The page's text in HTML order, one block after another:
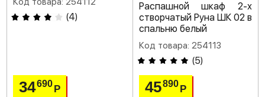
(4)
34690 Р
Распашной шкаф 2-х
створчатый Руна ШК 02 в
спальню белый
Код товара: 254113
(5)
45890 Р